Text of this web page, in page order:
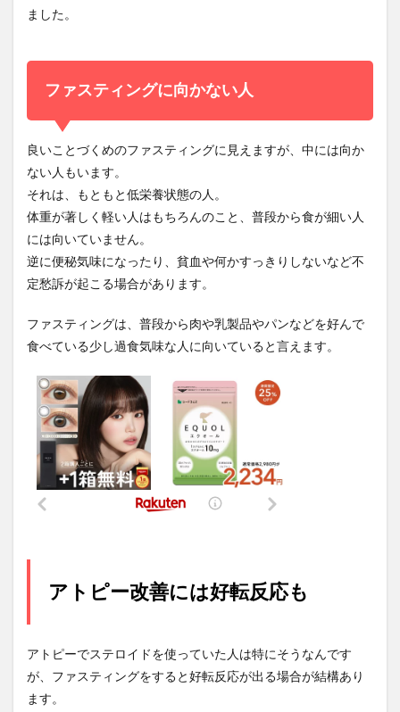
ました。
ファスティングに向かない人
良いことづくめのファスティングに見えますが、中には向か
ない人もいます。
それは、もともと低栄養状態の人。
体重が著しく軽い人はもちろんのこと、普段から食が細い人
には向いていません。
逆に便秘気味になったり、貧血や何かすっきりしないなど不
定愁訴が起こる場合があります。
ファスティングは、普段から肉や乳製品やパンなどを好んで
食べている少し過食気味な人に向いていると言えます。
アトピー改善には好転反応も
アトピーでステロイドを使っていた人は特にそうなんです
が、ファスティングをすると好転反応が出る場合が結構あり
ます。